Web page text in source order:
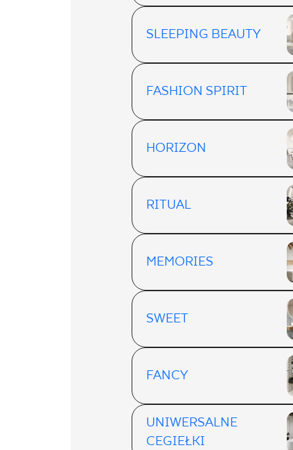
SLEEPING BEAUTY
FASHION SPIRIT
HORIZON
RITUAL
MEMORIES
SWEET
FANCY
UNIWERSALNE
CEGIEŁKI